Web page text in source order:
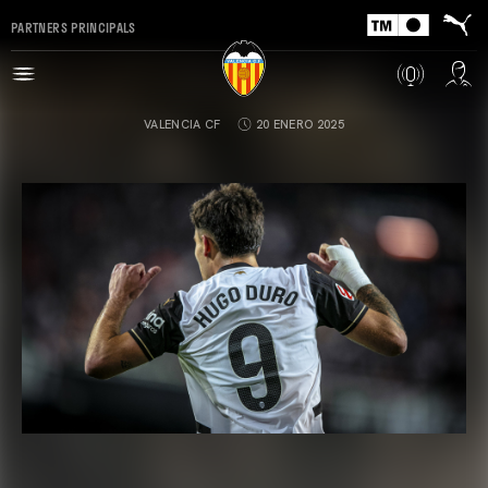
PARTNERS PRINCIPALS
VALENCIA CF 20 ENERO 2025